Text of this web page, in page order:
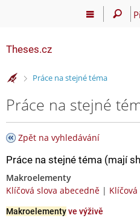
Theses.cz
>Práce na stejné téma
Práce na stejné
Zpět na vyhledávání
Práce na stejné téma (mají
Makroelementy
Klíčová slova abecedně |
Makroelementyve výživě